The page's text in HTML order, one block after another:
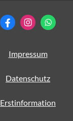
Impressum
Datenschutz
Erstinformation